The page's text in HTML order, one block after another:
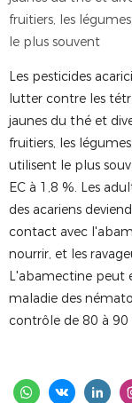
fruitiers, les
le plus souvent
Les pesticides
lutter contre les
jaunes du thé et
fruitiers, les
utilisent le plus
EC à 1,8 %. Les
des acariens
contact avec
nourrir, et les
L'abamectine peut
maladie des
contrôle de 80 à 90